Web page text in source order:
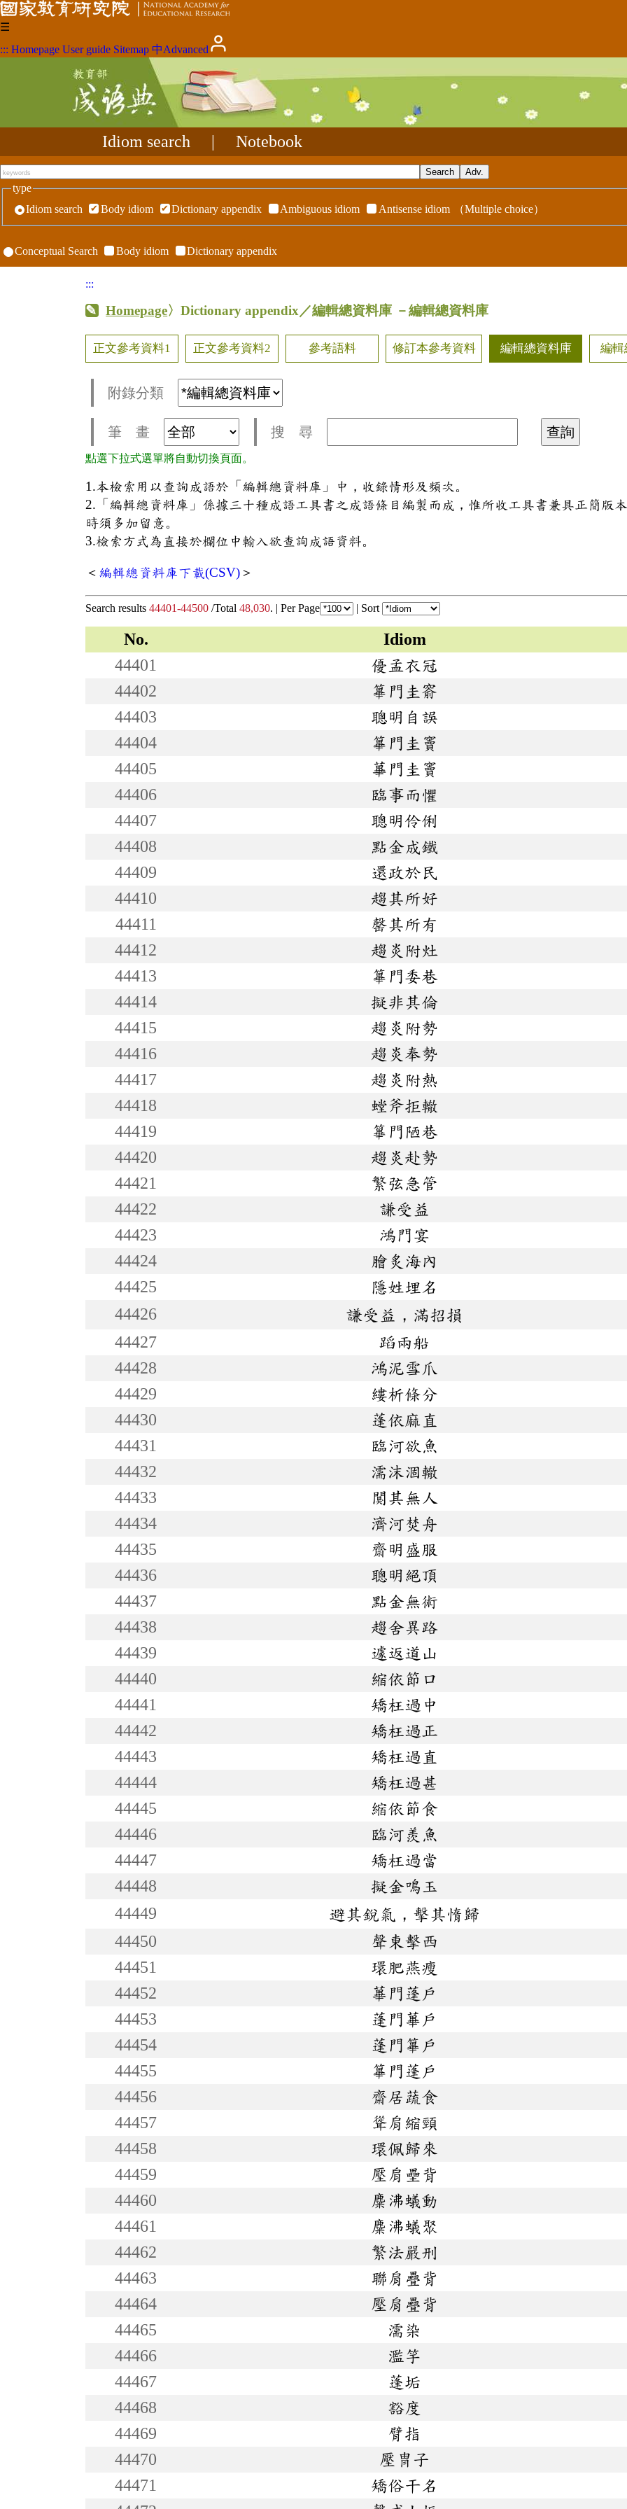
☰
::: Homepage User guide Sitemap 中Advanced
Idiom search Notebook
type
Idiom search
Body idiom Dictionary appendix Ambiguous idiom Antisense idiom （Multiple choice）
Conceptual Search Body idiom Dictionary appendix
:::
Homepage〉Dictionary appendix／編輯總資料庫 －編輯總資料庫
正文參考資料1 正文參考資料2 參考語料 修訂本參考資料 編輯總資料庫 編輯
附錄分類
筆 畫 搜 尋
點選下拉式選單將自動切換頁面。
1.本檢索用以查詢成語於「編輯總資料庫」中，收錄情形及頻次。
2.「編輯總資料庫」係據三十種成語工具書之成語條目編製而成，惟所收工具書兼具正簡版
時須多加留意。
3.檢索方式為直接於欄位中輸入欲查詢成語資料。
＜ 編輯總資料庫下載(CSV)＞
Search results 44401-44500 /Total 48,030. | Per Page | Sort
No. Idiom
44401
優孟衣冠
44402
篳門圭窬
44403
聰明自誤
44404
篳門圭竇
44405
蓽門圭竇
44406
臨事而懼
44407
聰明伶俐
44408
點金成鐵
44409
還政於民
44410
趨其所好
44411
罄其所有
44412
趨炎附灶
44413
篳門委巷
44414
擬非其倫
44415
趨炎附勢
44416
趨炎奉勢
44417
趨炎附熱
44418
螳斧拒轍
44419
篳門陋巷
44420
趨炎赴勢
44421
繁弦急管
44422
謙受益
44423
鴻門宴
44424
膾炙海內
44425
隱姓埋名
44426
謙受益，滿招損
44427
蹈兩船
44428
鴻泥雪爪
44429
縷析條分
44430
蓬依麻直
44431
臨河欲魚
44432
濡沫涸轍
44433
闃其無人
44434
濟河焚舟
44435
齋明盛服
44436
聰明絕頂
44437
點金無術
44438
趨舍異路
44439
遽返道山
44440
縮依節口
44441
矯枉過中
44442
矯枉過正
44443
矯枉過直
44444
矯枉過甚
44445
縮依節食
44446
臨河羨魚
44447
矯枉過當
44448
擬金鳴玉
44449
避其銳氣，擊其惰歸
44450
聲東擊西
44451
環肥燕瘦
44452
蓽門蓬戶
44453
蓬門蓽戶
44454
蓬門篳戶
44455
篳門蓬戶
44456
齋居蔬食
44457
聳肩縮頸
44458
環佩歸來
44459
壓肩壘背
44460
麋沸蟻動
44461
麋沸蟻聚
44462
繁法嚴刑
44463
聯肩疊背
44464
壓肩疊背
44465
濡染
44466
濫竽
44467
蓬垢
44468
豁度
44469
臂指
44470
壓冑子
44471
矯俗干名